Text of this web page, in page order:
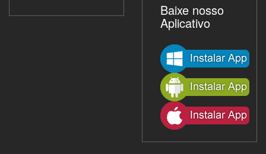
Baixe nosso
Aplicativo